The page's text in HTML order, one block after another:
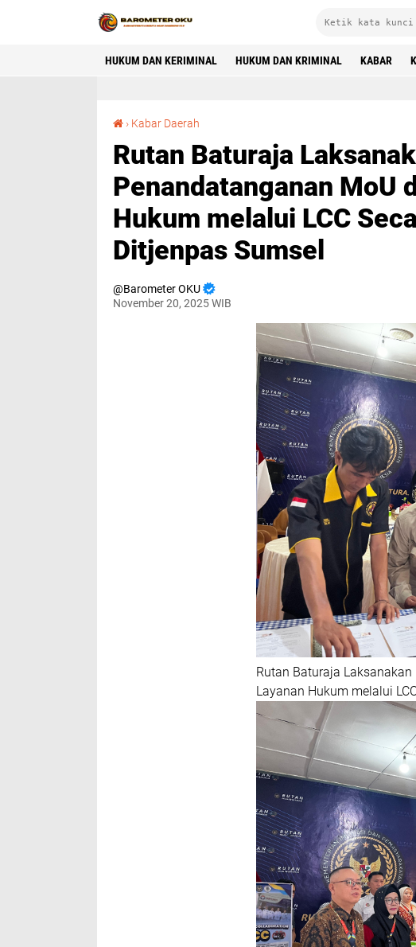
HUKUM DAN KERIMINAL HUKUM DAN KRIMINAL KABAR
› Kabar Daerah
Rutan Baturaja
Penandatanganan MoU
Hukum melalui LCC
Ditjenpas Sumsel
Barometer OKU
November 20, 2025 WIB
Rutan Baturaja
Layanan Hukum melalui